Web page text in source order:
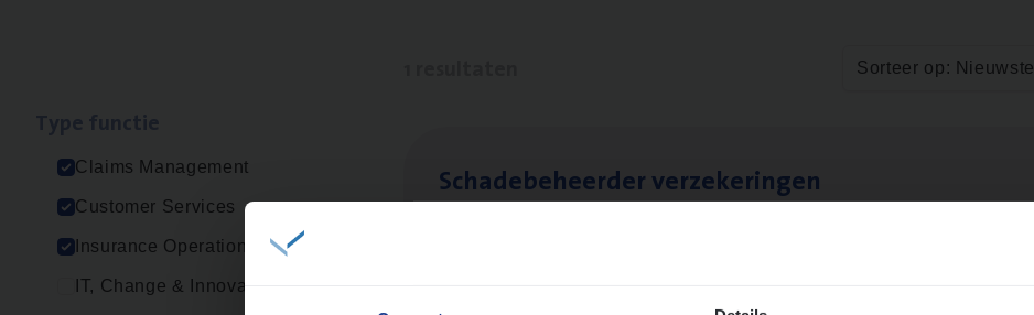
Claims Management
Customer Services
Insurance Operations
IT, Change & Innovation
Sorteer op: Nieuwste
Scha­de­be­heer­der verzekeringen